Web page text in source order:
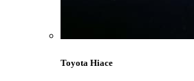
Toyota Hiace